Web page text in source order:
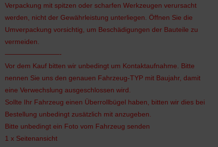
Verpackung mit spitzen oder scharfen Werkzeugen verursacht
werden, nicht der Gewährleistung unterliegen. Öffnen Sie die
Umverpackung vorsichtig, um Beschädigungen der Bauteile zu
vermeiden.
————————-
Vor dem Kauf bitten wir unbedingt um Kontaktaufnahme. Bitte
nennen Sie uns den genauen Fahrzeug-TYP mit Baujahr, damit
eine Verwechslung ausgeschlossen wird.
Sollte Ihr Fahrzeug einen Überrollbügel haben, bitten wir dies bei
Bestellung unbedingt zusätzlich mit anzugeben.
Bitte unbedingt ein Foto vom Fahrzeug senden
1 x Seitenansicht